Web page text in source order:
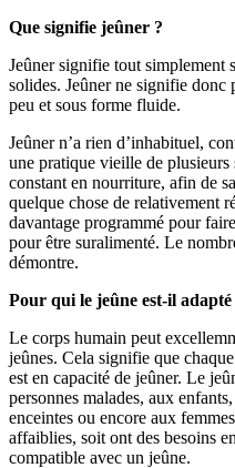
Que signifie jeûner ?
Jeûner signifie tout simplement
solides. Jeûner ne signifie donc
peu et sous forme fluide.
Jeûner n’a rien d’inhabituel,
une pratique vieille de
constant en nourriture, afin de
quelque chose de relativement
davantage programmé pour
pour être suralimenté. Le
démontre.
Pour qui le jeûne est-il adapté
Le corps humain peut
jeûnes. Cela signifie que
est en capacité de jeûner. Le
personnes malades, aux
enceintes ou encore aux
affaiblies, soit ont des besoins
compatible avec un jeûne.